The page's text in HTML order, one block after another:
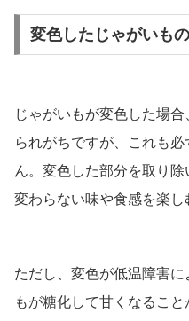
変色したじゃがいも
じゃがいもが変色した場
られがちですが、これも
ん。変色した部分を取り
変わらない味や食感を楽し
ただし、変色が低温障害
もが糖化して甘くなるこ